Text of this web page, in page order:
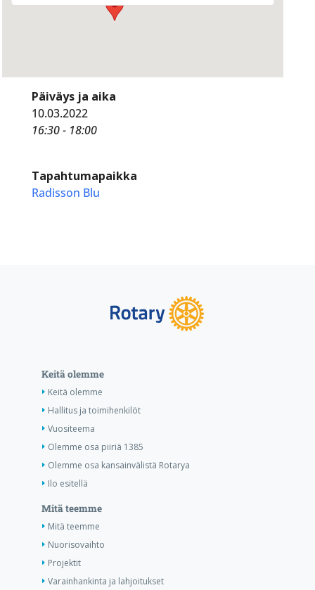
Päiväys ja aika
10.03.2022
16:30 - 18:00
Tapahtumapaikka
Radisson Blu
Keitä olemme
Keitä olemme
Hallitus ja toimihenkilöt
Vuositeema
Olemme osa piiriä 1385
Olemme osa kansainvälistä Rotarya
Ilo esitellä
Mitä teemme
Mitä teemme
Nuorisovaihto
Projektit
Varainhankinta ja lahjoitukset